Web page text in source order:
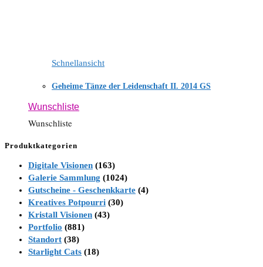
Schnellansicht
Geheime Tänze der Leidenschaft II. 2014 GS
Wunschliste
Wunschliste
Produktkategorien
Digitale Visionen (163)
Galerie Sammlung (1024)
Gutscheine - Geschenkkarte (4)
Kreatives Potpourri (30)
Kristall Visionen (43)
Portfolio (881)
Standort (38)
Starlight Cats (18)